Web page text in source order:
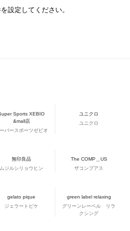
設定してください。
Sports XEBIO
&mall店
パースポーツゼビオ
ユニクロ
ユニクロ
無印良品
ムジルシリョウヒン
The COMP＿US
ザコンプアス
gelato pique
ジェラートピケ
green label relaxing
グリーンレーベル リラ
クシング